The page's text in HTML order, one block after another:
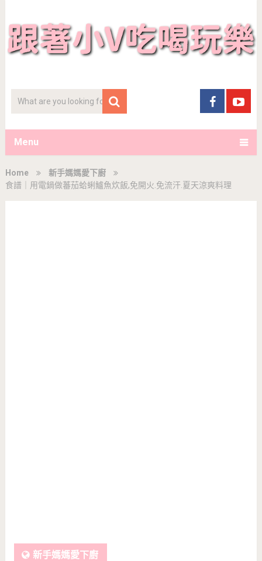
Menu
Home
新手媽媽愛下廚
食譜｜用電鍋做蕃茄蛤蜊鱸魚炊飯,免開火.免流汗.夏天涼爽料理
新手媽媽愛下廚